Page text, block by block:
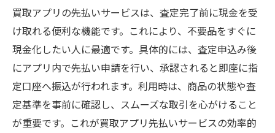
買取アプリの先払いサービスは、査定完了前に現金を受
け取れる便利な機能です。これにより、不要品をすぐに
現金化したい人に最適です。具体的には、査定申込み後
にアプリ内で先払い申請を行い、承認されると即座に指
定口座へ振込が行われます。利用時は、商品の状態や査
定基準を事前に確認し、スムーズな取引を心がけること
が重要です。これが買取アプリ先払いサービスの効率的